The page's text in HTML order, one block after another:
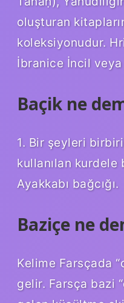
oluşturan
koleksiyonudur.
İbranice İncil
Baçik ne
1. Bir şeyleri
kullanılan kurdele
Ayakkabı bağcığı.
Baziçe ne
Kelime Farsçada
gelir. Farsça bazi